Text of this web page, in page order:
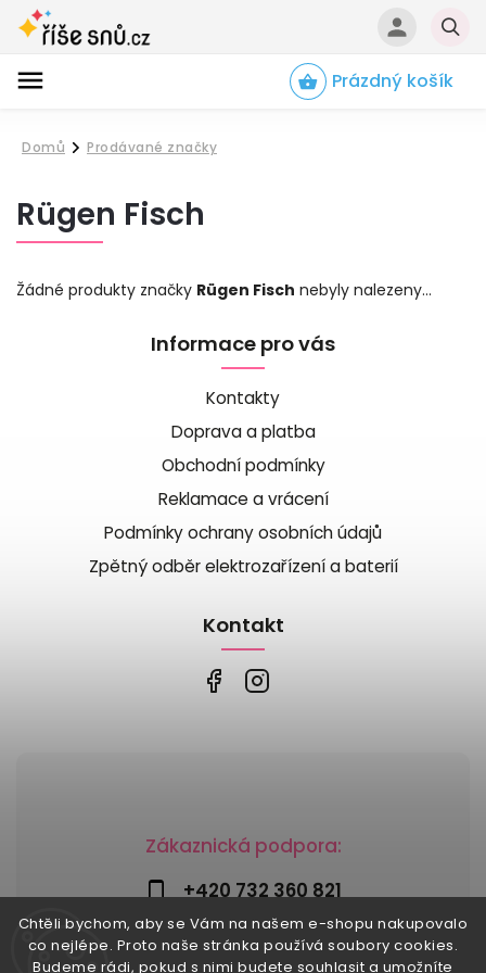
Chtěli bychom, aby se Vám na našem e-shopu nakupovalo
co nejlépe. Proto naše stránka používá soubory cookies.
Budeme rádi, pokud s nimi budete souhlasit a umožníte
Prázdný košík
Domů
/
Prodávané značky
Rügen Fisch
Žádné produkty značky Rügen Fisch nebyly nalezeny...
Zákaznická podpora:
+420 732 360 821
info@risesnu.cz
Informace pro vás
Kontakty
Doprava a platba
Obchodní podmínky
Reklamace a vrácení
Podmínky ochrany osobních údajů
Zpětný odběr elektrozařízení a baterií
Kontakt